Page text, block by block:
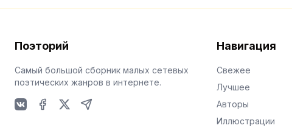
Поэторий
Самый большой сборник малых сетевых
поэтических жанров в интернете.
Навигация
Свежее
Лучшее
Авторы
Иллюстрации